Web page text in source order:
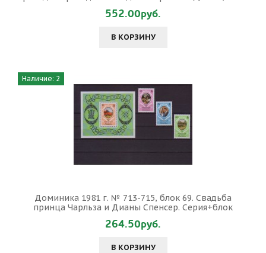
552.00руб.
В КОРЗИНУ
Наличие: 2
Доминика 1981 г. № 713-715, блок 69. Свадьба
принца Чарльза и Дианы Спенсер. Серия+блок
264.50руб.
В КОРЗИНУ